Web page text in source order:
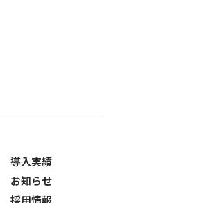
導入実績
お知らせ
採用情報